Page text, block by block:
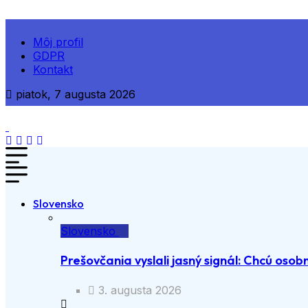
Môj profil
GDPR
Kontakt
piatok, 7 augusta 2026
Slovensko
Slovensko
Prešovčania vyslali jasný signál: Chcú
3. augusta 2026